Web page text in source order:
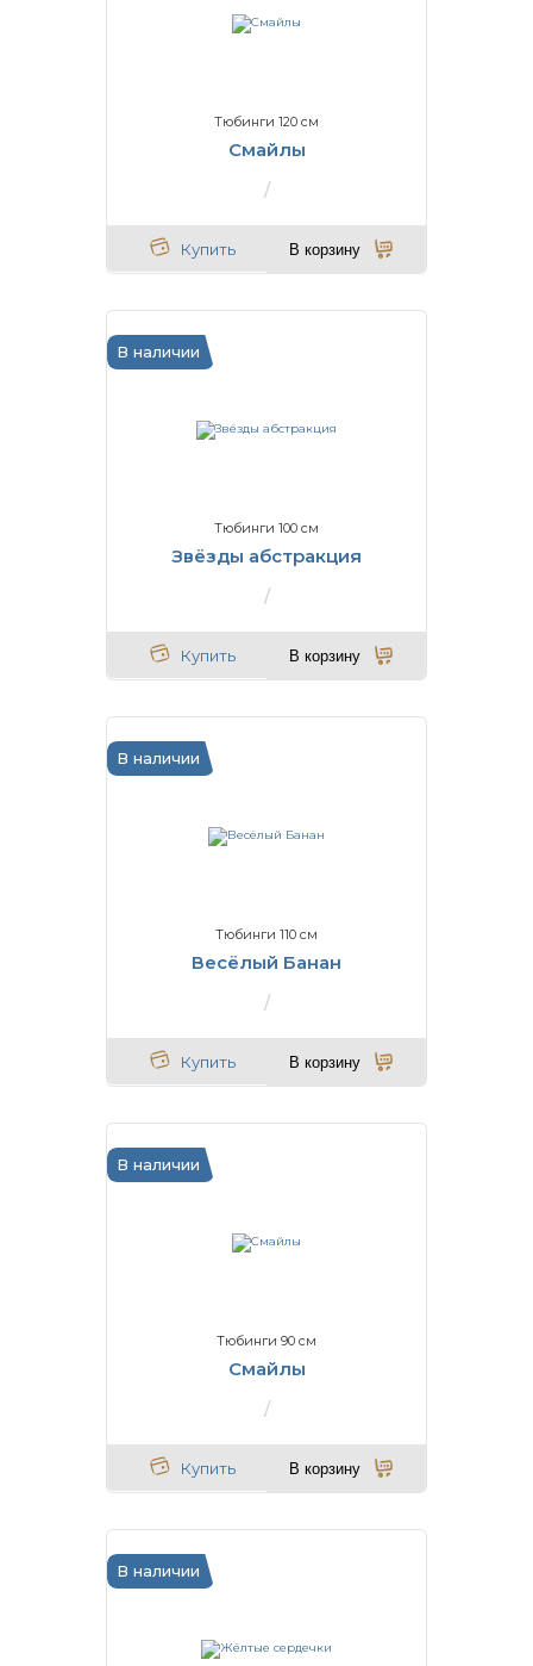
Тюбинги 120 см
Смайлы
Купить В корзину
В наличии
Тюбинги 100 см
Звёзды абстракция
Купить В корзину
В наличии
Тюбинги 110 см
Весёлый Банан
Купить В корзину
В наличии
Тюбинги 90 см
Смайлы
Купить В корзину
В наличии